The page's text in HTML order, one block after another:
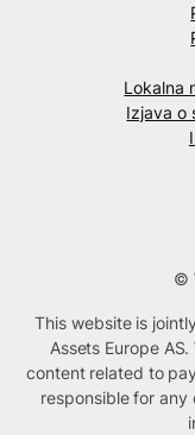
Lokalna
Izjava o
©
This website is
Assets Europe
content related to
responsible for